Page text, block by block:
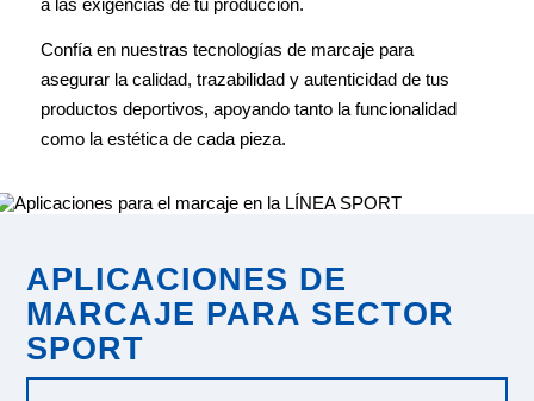
Confía en nuestras tecnologías de marcaje para
asegurar la calidad, trazabilidad y autenticidad de tus
productos deportivos, apoyando tanto la funcionalidad
como la estética de cada pieza.
APLICACIONES DE
MARCAJE PARA SECTOR
SPORT